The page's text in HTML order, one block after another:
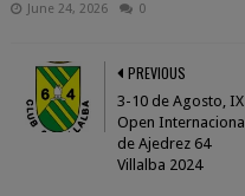
June 24, 2026 0
PREVIOUS
3-10 de Agosto, IX
Open Internacional
de Ajedrez 64
Villalba 2024